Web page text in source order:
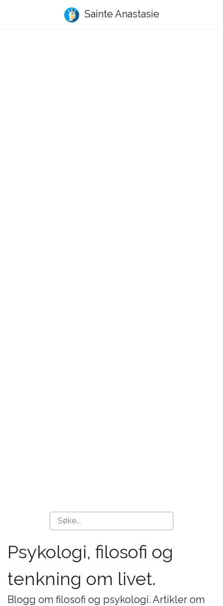
Sainte Anastasie
Psykologi, filosofi og
tenkning om livet.
Blogg om filosofi og psykologi. Artikler om